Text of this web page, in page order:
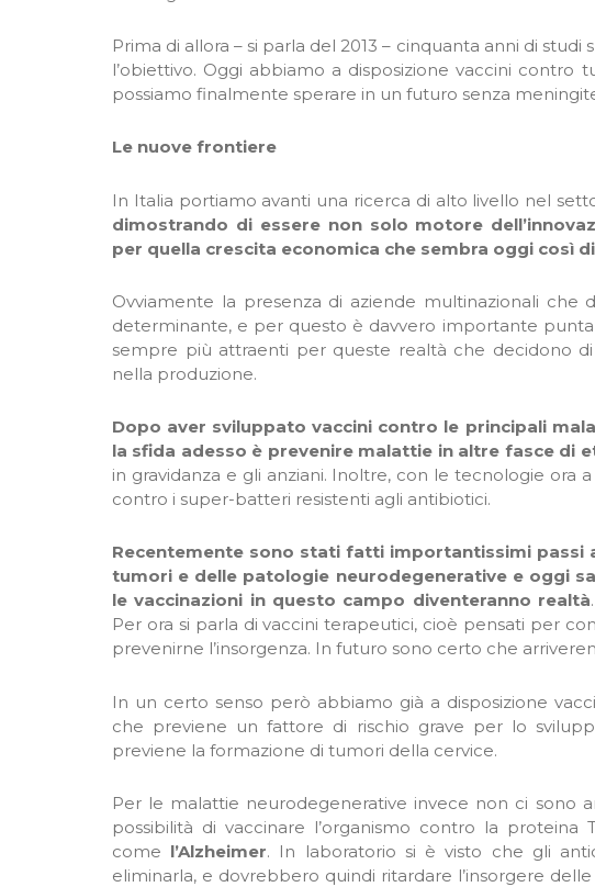
Prima di allora – si parla del 2013 – cinquanta anni di
l’obiettivo. Oggi abbiamo a disposizione vaccini
possiamo finalmente sperare in un futuro senza
Le nuove frontiere
In Italia portiamo avanti una ricerca di alto livello nel
dimostrando di essere non solo motore
per quella crescita economica che sembra oggi così
Ovviamente la presenza di aziende multinazionali che
determinante, e per questo è davvero importante
sempre più attraenti per queste realtà che decidono
nella produzione.
Dopo aver sviluppato vaccini contro le principali
la sfida adesso è prevenire malattie in altre fasce di
in gravidanza e gli anziani. Inoltre, con le tecnologie ora
contro i super-batteri resistenti agli antibiotici.
Recentemente sono stati fatti importantissimi passi
tumori e delle patologie neurodegenerative e oggi
le vaccinazioni in questo campo diventeranno realtà
Per ora si parla di vaccini terapeutici, cioè pensati per
prevenirne l’insorgenza. In futuro sono certo che
In un certo senso però abbiamo già a disposizione
che previene un fattore di rischio grave per lo
previene la formazione di tumori della cervice.
Per le malattie neurodegenerative invece non ci sono
possibilità di vaccinare l’organismo contro la
come l’Alzheimer. In laboratorio si è visto che gli
eliminarla, e dovrebbero quindi ritardare l’insorgere